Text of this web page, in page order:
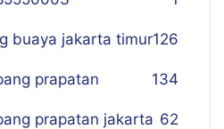
buaya jakarta timur126
prapatan 134
prapatan jakarta 62